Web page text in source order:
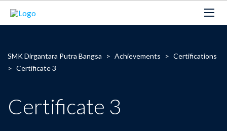
SMK Dirgantara Putra Bangsa > Achievements > Certifications
> Certificate 3
Certificate 3